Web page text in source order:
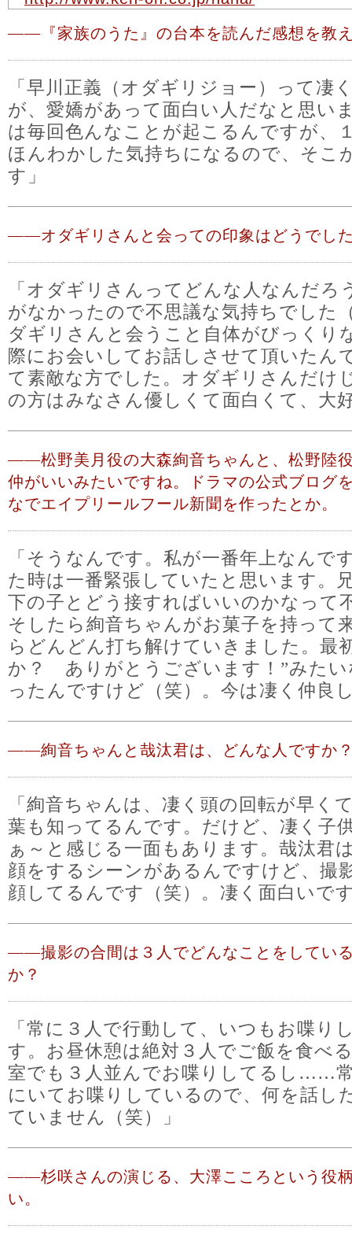
―― 『家族のうた』の台本を読んだ感想を教
「早川正義（オダギリジョー）って凄
が、愛嬌があって面白い人だなと思い
は毎回色んなことが起こるんですが、
ほんわかした気持ちになるので、そこ
す」
――オダギリさんと会っての印象はどうでし
「オダギリさんってどんな人なんだ
がなかったので不思議な気持ちでした
ダギリさんと会うこと自体がびっく
際にお会いしてお話しさせて頂いたん
て素敵な方でした。オダギリさんだけ
の方はみなさん優しくて面白くて、大
――松野美月役の大森絢音ちゃんと、松野陸
仲がいいみたいですね。ドラマの公式ブログ
なでエイプリールフール新聞を作ったとか。
「そうなんです。私が一番年上なんで
た時は一番緊張していたと思います。
下の子とどう接すればいいのかなって
そしたら絢音ちゃんがお菓子を持って
らどんどん打ち解けていきました。最
か？ ありがとうございます！”みたい
ったんですけど（笑）。今は凄く仲良
――絢音ちゃんと哉汰君は、どんな人ですか
「絢音ちゃんは、凄く頭の回転が早く
葉も知ってるんです。だけど、凄く子
ぁ～と感じる一面もあります。哉汰君
顔をするシーンがあるんですけど、撮
顔してるんです（笑）。凄く面白いで
――撮影の合間は３人でどんなことをしてい
か？
「常に３人で行動して、いつもお喋り
す。お昼休憩は絶対３人でご飯を食べ
室でも３人並んでお喋りしてるし……
にいてお喋りしているので、何を話し
ていません（笑）」
――杉咲さんの演じる、大澤こころという役
い。